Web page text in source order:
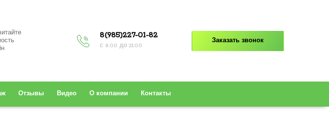
8(985)227-01-82
с 8:00 до 21:00
Заказать звонок
Отзывы Видео О компании Контакты